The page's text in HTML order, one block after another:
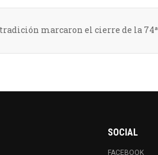
marcaron el cierre de la 74ª
SOCIAL
FACEBOOK